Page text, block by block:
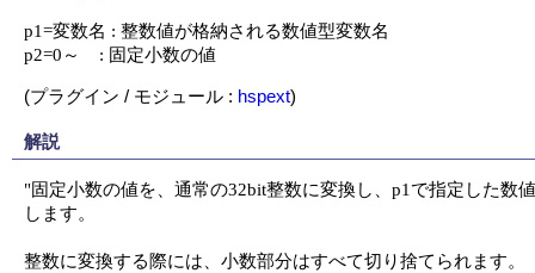
p1=変数名 : 整数値が格納される数値型変数名
p2=0～    : 固定小数の値
(プラグイン / モジュール : hspext)
解説
"固定小数の値を、通常の32bit整数に変換し、p1で指定した数
します。
整数に変換する際には、小数部分はすべて切り捨てられます。